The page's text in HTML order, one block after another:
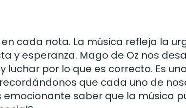
cada nota. La música refleja la
y esperanza. Mago de Oz nos
luchar por lo que es correcto. Es una
que cada uno de
saber que la música